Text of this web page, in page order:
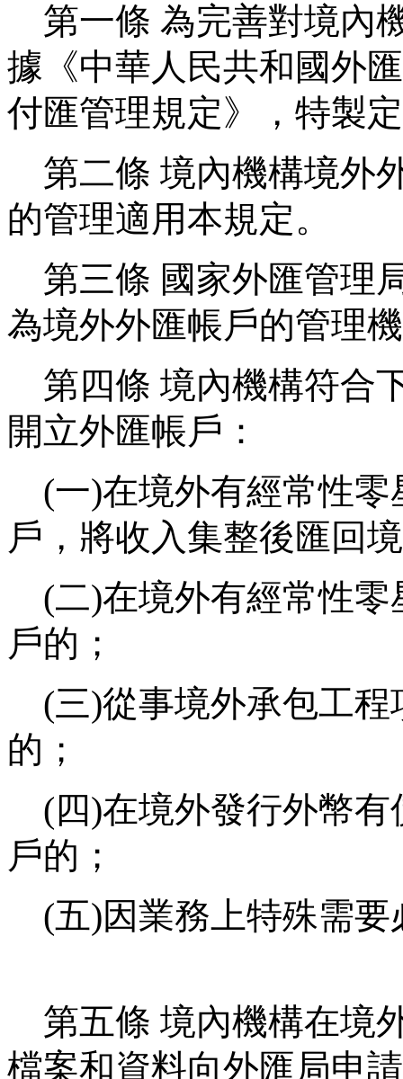
第一條 為完善對境內
據《中華人民共和國外
付匯管理規定》，特製
第二條 境內機構境外
的管理適用本規定。
第三條 國家外匯管理
為境外外匯帳戶的管理
第四條 境內機構符合
開立外匯帳戶：
(一)在境外有經常性
戶，將收入集整後匯回
(二)在境外有經常性
戶的；
(三)從事境外承包工
的；
(四)在境外發行外幣
戶的；
(五)因業務上特殊需
第五條 境內機構在境
檔案和資料向外匯局申